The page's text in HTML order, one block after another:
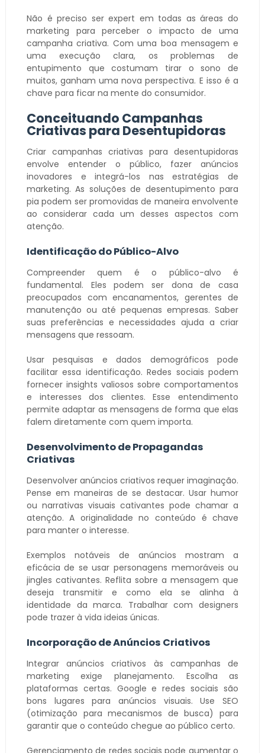
Não é preciso ser expert em todas as áreas do
marketing para perceber o impacto de uma
campanha criativa. Com uma boa mensagem e
uma execução clara, os problemas de
entupimento que costumam tirar o sono de
muitos, ganham uma nova perspectiva. E isso é a
chave para ficar na mente do consumidor.
Conceituando Campanhas
Criativas para Desentupidoras
Criar campanhas criativas para desentupidoras
envolve entender o público, fazer anúncios
inovadores e integrá-los nas estratégias de
marketing. As soluções de desentupimento para
pia podem ser promovidas de maneira envolvente
ao considerar cada um desses aspectos com
atenção.
Identificação do Público-Alvo
Compreender quem é o público-alvo é
fundamental. Eles podem ser dona de casa
preocupados com encanamentos, gerentes de
manutenção ou até pequenas empresas. Saber
suas preferências e necessidades ajuda a criar
mensagens que ressoam.
Usar pesquisas e dados demográficos pode
facilitar essa identificação. Redes sociais podem
fornecer insights valiosos sobre comportamentos
e interesses dos clientes. Esse entendimento
permite adaptar as mensagens de forma que elas
falem diretamente com quem importa.
Desenvolvimento de Propagandas
Criativas
Desenvolver anúncios criativos requer imaginação.
Pense em maneiras de se destacar. Usar humor
ou narrativas visuais cativantes pode chamar a
atenção. A originalidade no conteúdo é chave
para manter o interesse.
Exemplos notáveis de anúncios mostram a
eficácia de se usar personagens memoráveis ou
jingles cativantes. Reflita sobre a mensagem que
deseja transmitir e como ela se alinha à
identidade da marca. Trabalhar com designers
pode trazer à vida ideias únicas.
Incorporação de Anúncios Criativos
Integrar anúncios criativos às campanhas de
marketing exige planejamento. Escolha as
plataformas certas. Google e redes sociais são
bons lugares para anúncios visuais. Use SEO
(otimização para mecanismos de busca) para
garantir que o conteúdo chegue ao público certo.
Gerenciamento de redes sociais pode aumentar o